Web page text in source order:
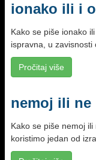
ionako ili i
Kako se piše ionako
ispravna, u zavisnosti
Pročitaj više
nemoj ili ne
Kako se piše nemoj
koristimo jedan od